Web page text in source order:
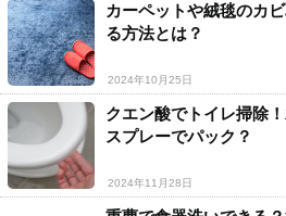
カーペットや絨毯のカ
る方法とは？
2024年10月25日
クエン酸でトイレ掃除
スプレーでパック？
2024年11月28日